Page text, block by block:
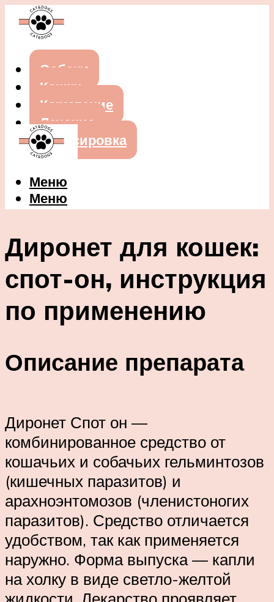
Собаки
Кошки
Кормление
Лечение
Дрессировка
Меню
Меню
Диронет для кошек:
спот-он, инструкция
по применению
Описание препарата
Диронет Спот он —
комбинированное средство от
кошачьих и собачьих гельминтозов
(кишечных паразитов) и
арахноэнтомозов (членистоногих
паразитов). Средство отличается
удобством, так как применяется
наружно. Форма выпуска — капли
на холку в виде светло-желтой